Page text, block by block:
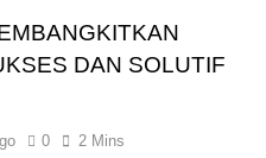
DAN SOLUTIF
0 2 Mins